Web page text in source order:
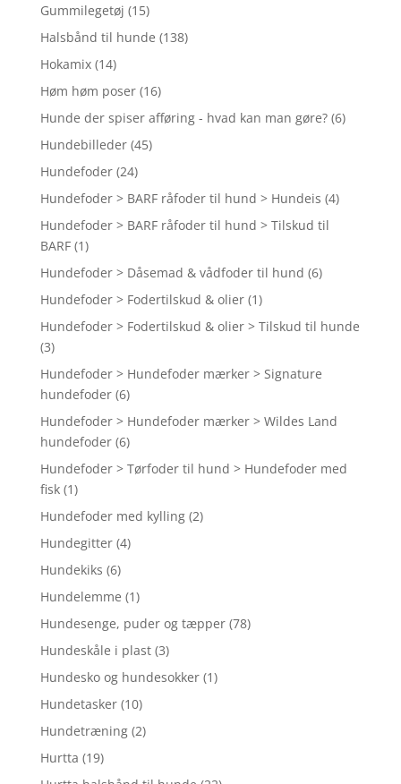
Gummilegetøj (15)
Halsbånd til hunde (138)
Hokamix (14)
Høm høm poser (16)
Hunde der spiser afføring - hvad kan man gøre? (6)
Hundebilleder (45)
Hundefoder (24)
Hundefoder > BARF råfoder til hund > Hundeis (4)
Hundefoder > BARF råfoder til hund > Tilskud til
BARF (1)
Hundefoder > Dåsemad & vådfoder til hund (6)
Hundefoder > Fodertilskud & olier (1)
Hundefoder > Fodertilskud & olier > Tilskud til hunde
(3)
Hundefoder > Hundefoder mærker > Signature
hundefoder (6)
Hundefoder > Hundefoder mærker > Wildes Land
hundefoder (6)
Hundefoder > Tørfoder til hund > Hundefoder med
fisk (1)
Hundefoder med kylling (2)
Hundegitter (4)
Hundekiks (6)
Hundelemme (1)
Hundesenge, puder og tæpper (78)
Hundeskåle i plast (3)
Hundesko og hundesokker (1)
Hundetasker (10)
Hundetræning (2)
Hurtta (19)